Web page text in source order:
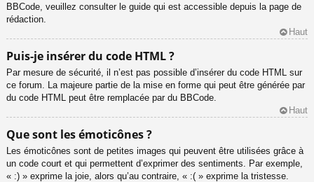
BBCode, veuillez consulter le guide qui est accessible depuis la page de
rédaction.
Haut
Puis-je insérer du code HTML ?
Par mesure de sécurité, il n’est pas possible d’insérer du code HTML sur
ce forum. La majeure partie de la mise en forme qui peut être générée par
du code HTML peut être remplacée par du BBCode.
Haut
Que sont les émoticônes ?
Les émoticônes sont de petites images qui peuvent être utilisées grâce à
un code court et qui permettent d’exprimer des sentiments. Par exemple,
« :) » exprime la joie, alors qu’au contraire, « :( » exprime la tristesse.